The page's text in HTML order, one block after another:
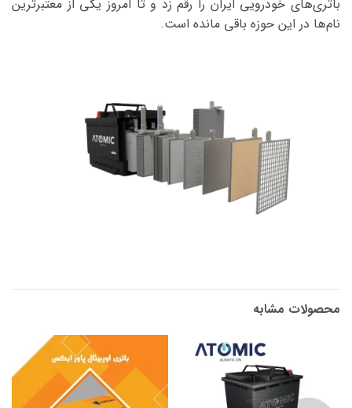
باتری‌های خودرویی ایران را رقم زد و تا امروز یکی از معتبرترین
نام‌ها در این حوزه باقی مانده است.
محصولات مشابه